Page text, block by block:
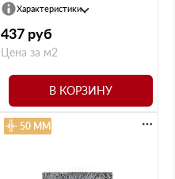
Характеристики
437 руб
Цена за м2
В КОРЗИНУ
50 ММ